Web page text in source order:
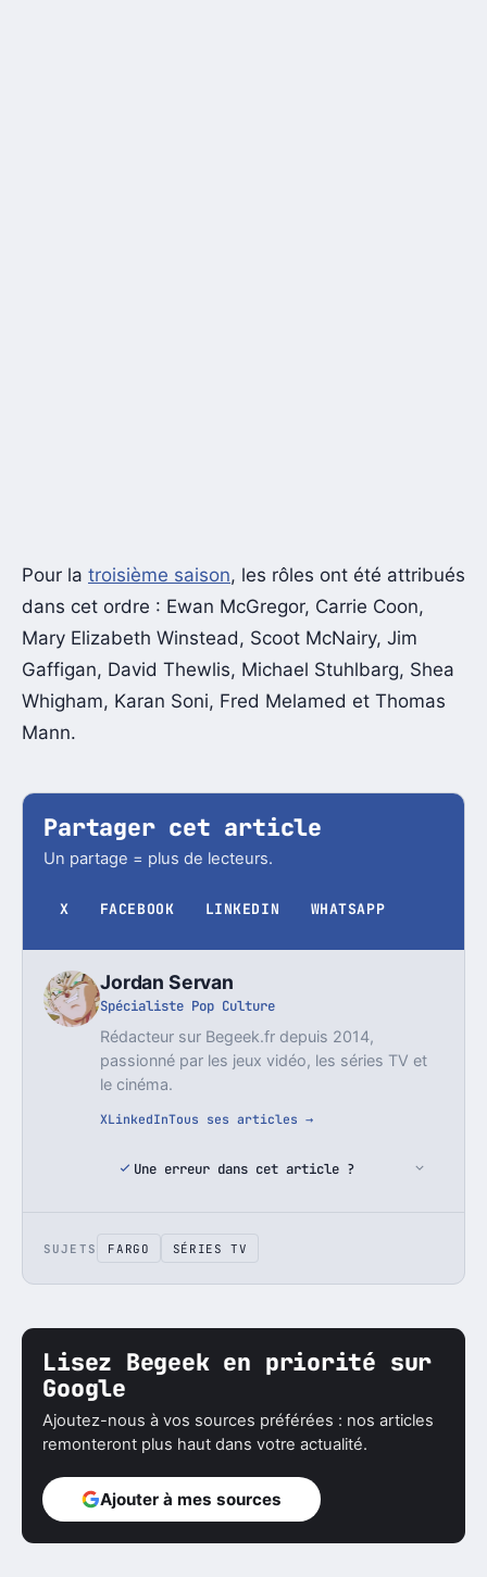
Pour la troisième saison, les rôles ont été attribués
dans cet ordre : Ewan McGregor, Carrie Coon,
Mary Elizabeth Winstead, Scoot McNairy, Jim
Gaffigan, David Thewlis, Michael Stuhlbarg, Shea
Whigham, Karan Soni, Fred Melamed et Thomas
Mann.
Partager cet article
Un partage = plus de lecteurs.
X FACEBOOK LINKEDIN WHATSAPP
Jordan Servan
Spécialiste Pop Culture
Rédacteur sur Begeek.fr depuis 2014,
passionné par les jeux vidéo, les séries TV et
le cinéma.
XLinkedInTous ses articles →
Une erreur dans cet article ?
SUJETS FARGO SÉRIES TV
Lisez Begeek en priorité sur
Google
Ajoutez-nous à vos sources préférées : nos articles
remonteront plus haut dans votre actualité.
Ajouter à mes sources